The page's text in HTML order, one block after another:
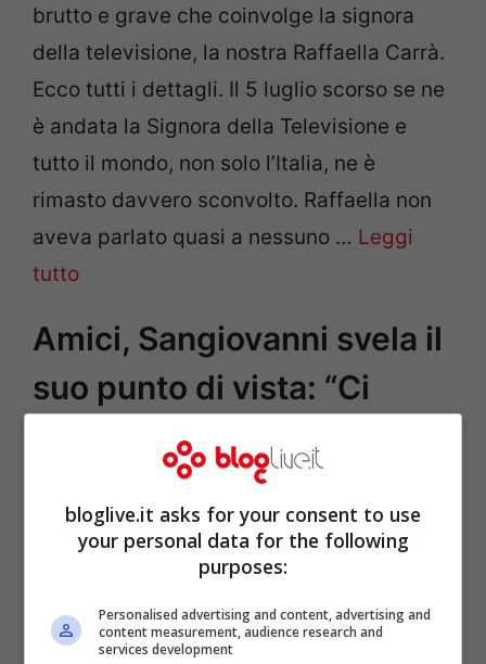
brutto e grave che coinvolge la signora
della televisione, la nostra Raffaella Carrà.
Ecco tutti i dettagli. Il 5 luglio scorso se ne
è andata la Signora della Televisione e
tutto il mondo, non solo l’Italia, ne è
rimasto davvero sconvolto. Raffaella non
aveva parlato quasi a nessuno … Leggi
tutto
Amici, Sangiovanni svela il
suo punto di vista: “Ci
spero tanto”
Sara Fonte
Sangiovanni si lascia sfuggire interessanti
rivelazioni e svela qual è il suo punto di
vista, il cantante fa sapere che ci spera
bloglive.it asks for your consent to use
your personal data for the following
purposes:
Personalised advertising and content, advertising and
content measurement, audience research and
services development